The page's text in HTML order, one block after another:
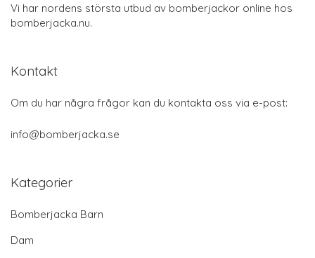
Vi har nordens största utbud av bomberjackor online hos
bomberjacka.nu.
Kontakt
Om du har några frågor kan du kontakta oss via e-post:
info@bomberjacka.se
Kategorier
Bomberjacka Barn
Dam